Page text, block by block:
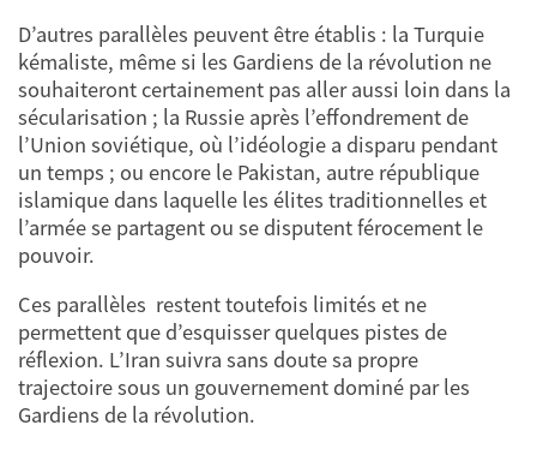
D’autres parallèles peuvent être établis : la Turquie
kémaliste, même si les Gardiens de la révolution ne
souhaiteront certainement pas aller aussi loin dans la
sécularisation ; la Russie après l’effondrement de
l’Union soviétique, où l’idéologie a disparu pendant
un temps ; ou encore le Pakistan, autre république
islamique dans laquelle les élites traditionnelles et
l’armée se partagent ou se disputent férocement le
pouvoir.
Ces parallèles restent toutefois limités et ne
permettent que d’esquisser quelques pistes de
réflexion. L’Iran suivra sans doute sa propre
trajectoire sous un gouvernement dominé par les
Gardiens de la révolution.